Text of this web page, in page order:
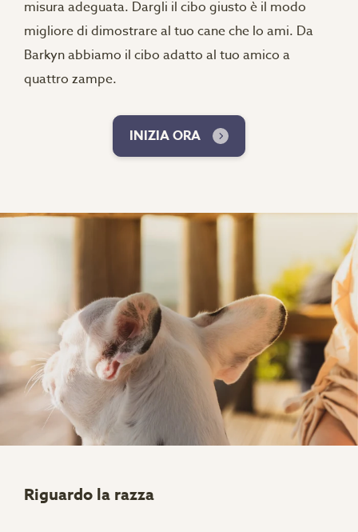
misura adeguata. Dargli il cibo giusto è il modo
migliore di dimostrare al tuo cane che lo ami. Da
Barkyn abbiamo il cibo adatto al tuo amico a
quattro zampe.
INIZIA ORA
Riguardo la razza